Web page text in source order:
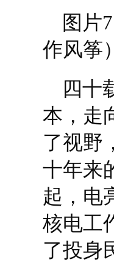
图片
作风筝）
四十
本，走
了视野
十年来
起，电
核电工
了投身